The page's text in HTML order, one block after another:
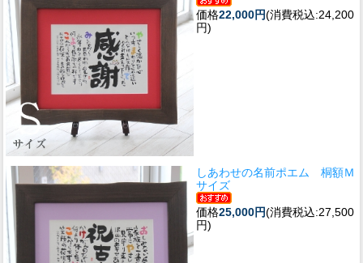
価格22,000円(消費税込:24,200
円)
しあわせの名前ポエム 桐額Ｍ
サイズ
価格25,000円(消費税込:27,500
円)